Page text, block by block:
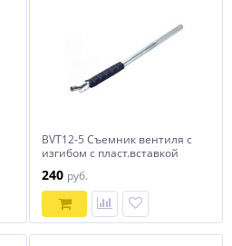
BVT12-5 Съемник вентиля с
изгибом с пласт.вставкой
240 руб.